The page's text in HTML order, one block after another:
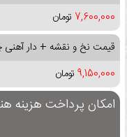
7,600,000 تومان
قیمت نخ و نقشه + دار آهنی
9,150,000 تومان
امکان پرداخت هزینه